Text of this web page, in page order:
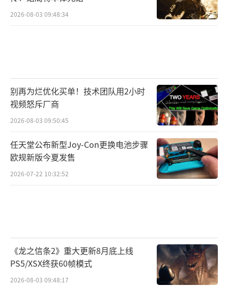
2026-08-03 09:48:34
别再为烂优化买单！技术团队用2小时
视频怒斥厂商
2026-08-03 09:50:45
任天堂公布新型Joy-Con更换电池步骤
欧规新版今夏发售
2026-07-22 10:32:52
《龙之信条2》重大更新8月底上线
PS5/XSX终获60帧模式
2026-08-03 09:48:17